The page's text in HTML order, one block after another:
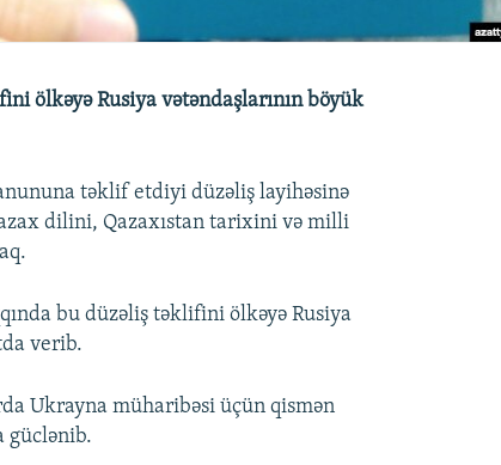
ölkəyə Rusiya vətəndaşlarının böyük
təklif etdiyi düzəliş layihəsinə
dilini, Qazaxıstan tarixini və milli
bu düzəliş təklifini ölkəyə Rusiya
verib.
Ukrayna müharibəsi üçün qismən
güclənib.